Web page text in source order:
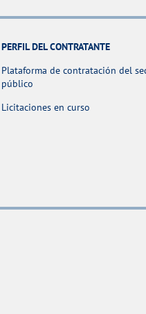
PERFIL DEL CONTRATANTE
Plataforma de contratación del
público
Licitaciones en curso